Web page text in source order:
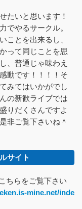
たいと思います！
でやるサークル。
ことを出来るし、
って同じことを思
、普通じゃ味わえ
動です！！！！そ
みてはいかがでし
の新歓ライブでは
りだくさんですよ
非ご覧下さいね＾
サイト
ちらをご覧下さい
mine.net/inde